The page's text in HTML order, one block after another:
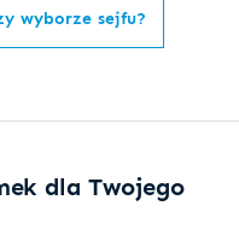
wyborze sejfu?
dla Twojego